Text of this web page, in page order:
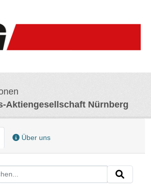
Aktiengesellschaft Nürnberg
Über uns